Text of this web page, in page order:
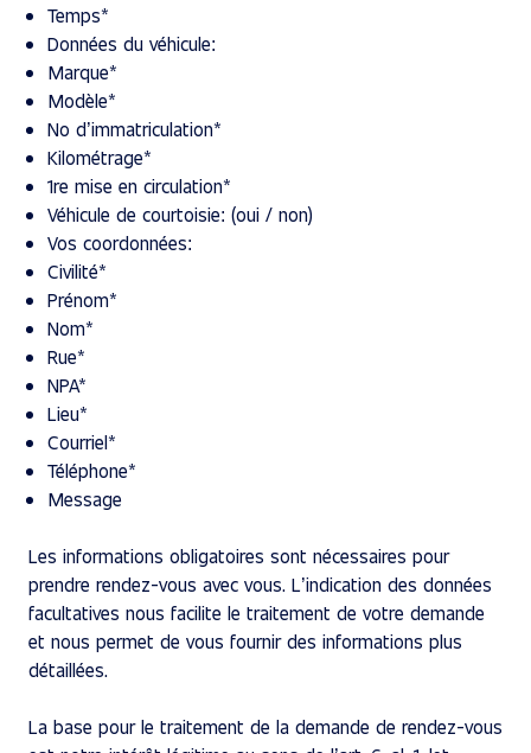
Temps*
Données du véhicule:
Marque*
Modèle*
No d’immatriculation*
Kilométrage*
1re mise en circulation*
Véhicule de courtoisie: (oui / non)
Vos coordonnées:
Civilité*
Prénom*
Nom*
Rue*
NPA*
Lieu*
Courriel*
Téléphone*
Message
Les informations obligatoires sont nécessaires pour
prendre rendez-vous avec vous. L’indication des données
facultatives nous facilite le traitement de votre demande
et nous permet de vous fournir des informations plus
détaillées.
La base pour le traitement de la demande de rendez-vous